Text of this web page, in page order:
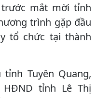
mắt mời tỉnh
trình gặp đầu
tổ chức tại thành
Tuyên Quang,
tỉnh Lê Thị